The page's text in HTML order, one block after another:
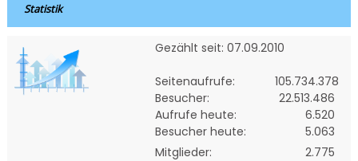
Statistik
Gezählt seit: 07.09.2010
Seitenaufrufe:
105.734.378
Besucher:
22.513.486
Aufrufe heute:
6.520
Besucher heute:
5.063
Mitglieder:
2.775